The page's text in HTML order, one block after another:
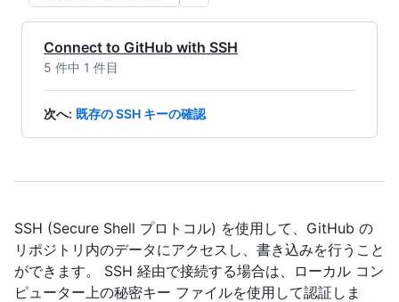
Connect to GitHub with SSH
5 件中 1 件目
次へ: 既存の SSH キーの確認
SSH (Secure Shell プロトコル) を使用して、GitHub の
リポジトリ内のデータにアクセスし、書き込みを行うこと
ができます。 SSH 経由で接続する場合は、ローカル コン
ピューター上の秘密キー ファイルを使用して認証しま